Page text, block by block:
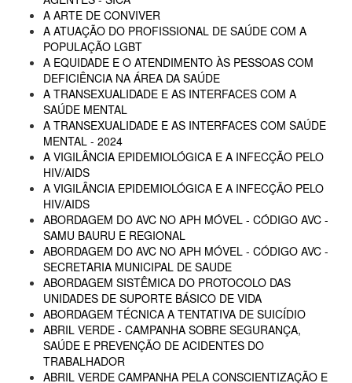
A ARTE DE CONVIVER
A ATUAÇÃO DO PROFISSIONAL DE SAÚDE COM A
POPULAÇÃO LGBT
A EQUIDADE E O ATENDIMENTO ÀS PESSOAS COM
DEFICIÊNCIA NA ÁREA DA SAÚDE
A TRANSEXUALIDADE E AS INTERFACES COM A
SAÚDE MENTAL
A TRANSEXUALIDADE E AS INTERFACES COM SAÚDE
MENTAL - 2024
A VIGILÂNCIA EPIDEMIOLÓGICA E A INFECÇÃO PELO
HIV/AIDS
A VIGILÂNCIA EPIDEMIOLÓGICA E A INFECÇÃO PELO
HIV/AIDS
ABORDAGEM DO AVC NO APH MÓVEL - CÓDIGO AVC -
SAMU BAURU E REGIONAL
ABORDAGEM DO AVC NO APH MÓVEL - CÓDIGO AVC -
SECRETARIA MUNICIPAL DE SAUDE
ABORDAGEM SISTÊMICA DO PROTOCOLO DAS
UNIDADES DE SUPORTE BÁSICO DE VIDA
ABORDAGEM TÉCNICA A TENTATIVA DE SUICÍDIO
ABRIL VERDE - CAMPANHA SOBRE SEGURANÇA,
SAÚDE E PREVENÇÃO DE ACIDENTES DO
TRABALHADOR
ABRIL VERDE CAMPANHA PELA CONSCIENTIZAÇÃO E